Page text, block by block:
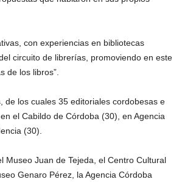
con experiencias en bibliotecas
circuito de librerías, promoviendo en este
de los libros”.
los cuales 35 editoriales cordobesas e
el Cabildo de Córdoba (30), en Agencia
(30).
Museo Juan de Tejeda, el Centro Cultural
Genaro Pérez, la Agencia Córdoba